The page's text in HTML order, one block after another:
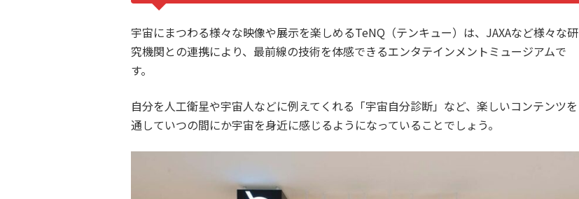
宇宙にまつわる様々な映像や展示を楽しめるTeNQ（テンキュー）は、​​JAXAなど様々な研
究機関との連携により、最前線の技術を体感できるエンタテインメントミュージアムで
す。
自分を人工衛星や宇宙人などに例えてくれる「宇宙自分診断」など、楽しいコンテンツを
通していつの間にか宇宙を身近に感じるようになっていることでしょう。